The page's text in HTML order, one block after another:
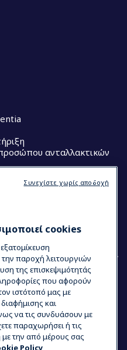
ανταλλακτικών
Chefcookies
παροχή λειτουργιών
της επισκεψιμότητάς
που αφορούν
ιστότοπό μας με
και
να τις συνδυάσουν με
παραχωρήσει ή τις
με την από μέρους σας
Policy
Συνεχίστε χωρίς αποδοχή